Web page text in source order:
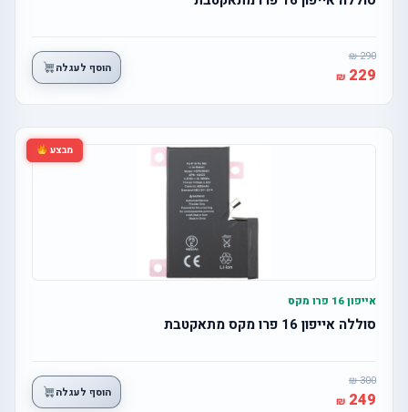
290
229 הוסף לעגלה
מבצע
אייפון 16 פרו מקס
סוללה אייפון 16 פרו מקס מתאקטבת
300
249 הוסף לעגלה